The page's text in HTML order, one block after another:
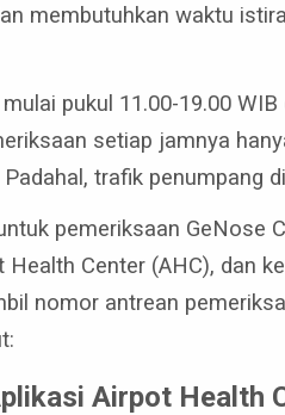
membutuhkan waktu
pukul 11.00-19.00
setiap jamnya
trafik penumpang
pemeriksaan GeNose
Health Center (AHC), dan
nomor antrean
Airpot Health